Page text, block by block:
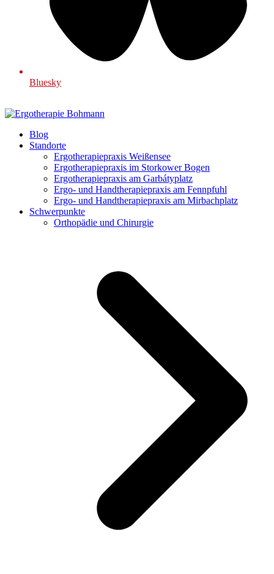
Bluesky
Blog
Standorte
Ergotherapiepraxis Weißensee
Ergotherapiepraxis im Storkower Bogen
Ergotherapiepraxis am Garbátyplatz
Ergo- und Handtherapiepraxis am Fennpfuhl
Ergo- und Handtherapiepraxis am Mirbachplatz
Schwerpunkte
Orthopädie und Chirurgie